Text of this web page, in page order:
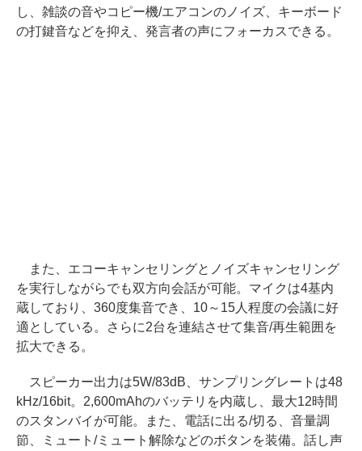
し、雑談の音やコピー機/エアコンのノイズ、キーボード
の打鍵音などを抑え、発言者の声にフォーカスできる。
また、エコーキャンセリングとノイズキャンセリング
を実行しながらでも双方向会話が可能。マイクは4基内
蔵しており、360度集音でき、10～15人程度の会議に好
適としている。さらに2台を連結させて集音/再生範囲を
拡大できる。
スピーカー出力は5W/83dB、サンプリングレートは48
kHz/16bit。2,600mAhのバッテリを内蔵し、最大12時間
のスタンバイが可能。また、電話に出る/切る、音量調
節、ミュート/ミュート解除などのボタンを装備。話し声